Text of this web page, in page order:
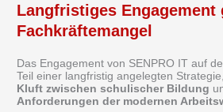
Langfristiges Engagement
Fachkräftemangel
Das Engagement von SENPRO IT auf
Teil einer langfristig angelegten
Kluft zwischen schulischer Bildung
Anforderungen der modernen